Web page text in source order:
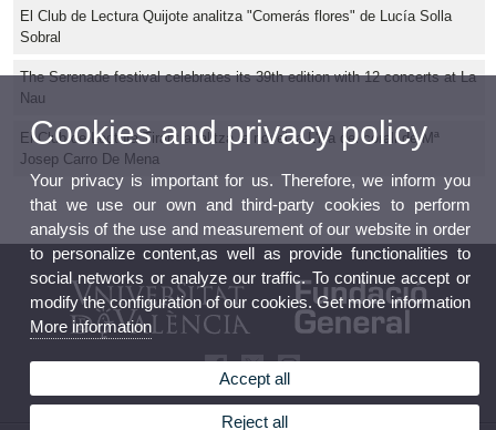
El Club de Lectura Quijote analitza "Comerás flores" de Lucía Solla
Sobral
The Serenade festival celebrates its 39th edition with 12 concerts at La
Nau
El Club de Lectura Tirant analitza la novel·la L'illa del corall de Mª
Josep Carro De Mena
Cookies and privacy policy
Your privacy is important for us. Therefore, we inform you
that we use our own and third-party cookies to perform
analysis of the use and measurement of our website in order
to personalize content,as well as provide functionalities to
social networks or analyze our traffic. To continue accept or
modify the configuration of our cookies. Get more information
More information
Accept all
Reject all